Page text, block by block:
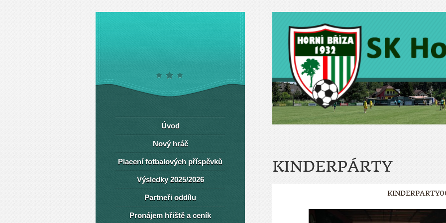
KINDERPÁRTY
Úvod
Nový hráč
Placení fotbalových příspěvků
Výsledky 2025/2026
Partneři oddílu
Pronájem hřiště a ceník